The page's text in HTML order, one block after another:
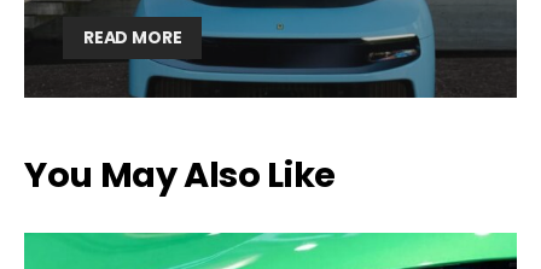
READ MORE
You May Also Like
By selecting this box, you agree to ourterms of use
and consent
to the storage of the submitted data.